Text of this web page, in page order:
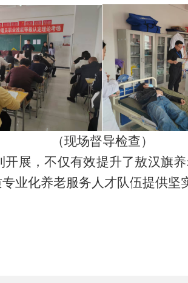
（现场督导检查）
展，不仅有效提升了敖汉旗
业化养老服务人才队伍提供坚